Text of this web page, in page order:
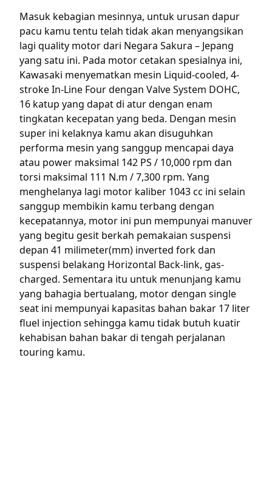
Masuk kebagian mesinnya, untuk urusan dapur
pacu kamu tentu telah tidak akan menyangsikan
lagi quality motor dari Negara Sakura – Jepang
yang satu ini. Pada motor cetakan spesialnya ini,
Kawasaki menyematkan mesin Liquid-cooled, 4-
stroke In-Line Four dengan Valve System DOHC,
16 katup yang dapat di atur dengan enam
tingkatan kecepatan yang beda. Dengan mesin
super ini kelaknya kamu akan disuguhkan
performa mesin yang sanggup mencapai daya
atau power maksimal 142 PS / 10,000 rpm dan
torsi maksimal 111 N.m / 7,300 rpm. Yang
menghelanya lagi motor kaliber 1043 cc ini selain
sanggup membikin kamu terbang dengan
kecepatannya, motor ini pun mempunyai manuver
yang begitu gesit berkah pemakaian suspensi
depan 41 milimeter(mm) inverted fork dan
suspensi belakang Horizontal Back-link, gas-
charged. Sementara itu untuk menunjang kamu
yang bahagia bertualang, motor dengan single
seat ini mempunyai kapasitas bahan bakar 17 liter
fluel injection sehingga kamu tidak butuh kuatir
kehabisan bahan bakar di tengah perjalanan
touring kamu.